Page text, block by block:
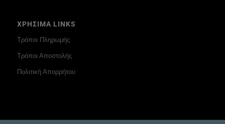
ΧΡΗΣΙΜΑ LINKS
Τρόποι Πληρωμής
Τρόποι Αποστολής
Πολιτική Απορρήτου